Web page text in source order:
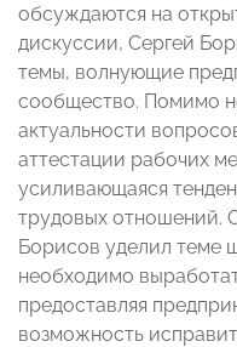
обсуждаются на
дискуссии, Сергей
темы, волнующие
сообщество. Помимо
актуальности
аттестации рабочих
усиливающаяся
трудовых отношений.
Борисов уделил теме
необходимо
предоставляя
возможность